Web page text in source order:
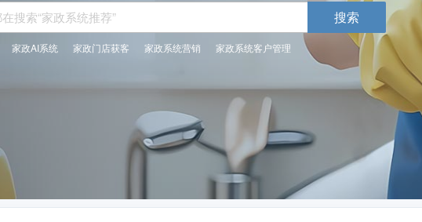
搜索
家政AI系统 家政门店获客 家政系统营销 家政系统客户管理